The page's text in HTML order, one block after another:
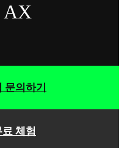
AX
료 체험
문의하기